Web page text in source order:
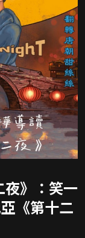
夜》：笑一
《第十二